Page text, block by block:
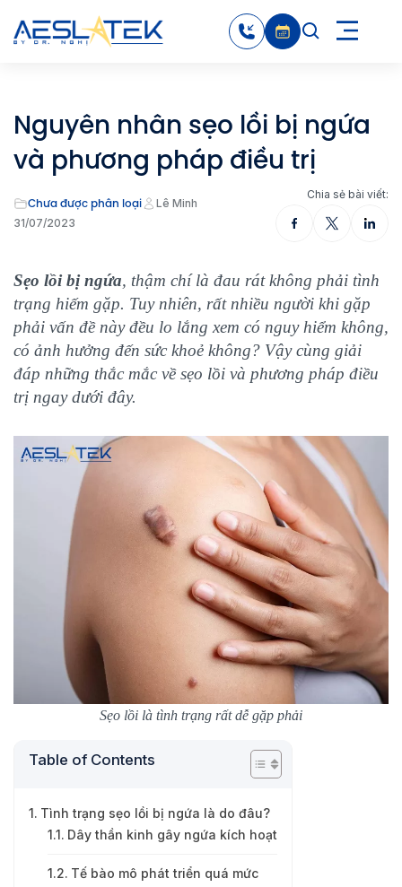
Nguyên nhân sẹo lồi bị ngứa
và phương pháp điều trị
Chưa được phân loại
Lê Minh
31/07/2023
Chia sẻ bài viết:
Sẹo lồi bị ngứa, thậm chí là đau rát không phải tình
trạng hiếm gặp. Tuy nhiên, rất nhiều người khi gặp
phải vấn đề này đều lo lắng xem có nguy hiểm không,
có ảnh hưởng đến sức khoẻ không? Vậy cùng giải
đáp những thắc mắc về sẹo lồi và phương pháp điều
trị ngay dưới đây.
Sẹo lồi là tình trạng rất dễ gặp phải
Table of Contents
Tình trạng sẹo lồi bị ngứa là do đâu?
Dây thần kinh gây ngứa kích hoạt
Tế bào mô phát triển quá mức